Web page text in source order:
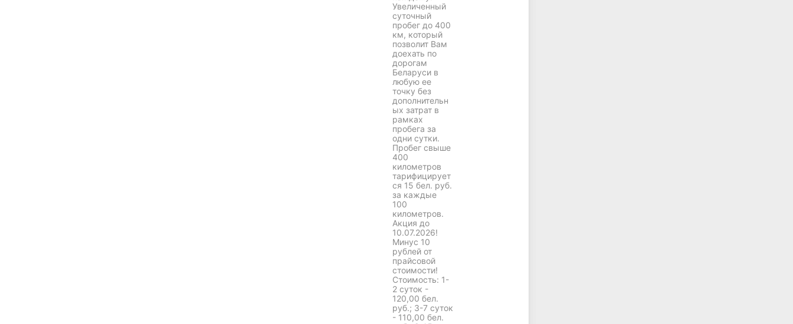
Увеличенный
суточный
пробег до 400
км, который
позволит Вам
доехать по
дорогам
Беларуси в
любую ее
точку без
дополнительн
ых затрат в
рамках
пробега за
одни сутки.
Пробег свыше
400
километров
тарифицирует
ся 15 бел. руб.
за каждые
100
километров.
Акция до
10.07.2026!
Минус 10
рублей от
прайсовой
стоимости!
Стоимость: 1-
2 суток -
120,00 бел.
руб.; 3-7 суток
- 110,00 бел.